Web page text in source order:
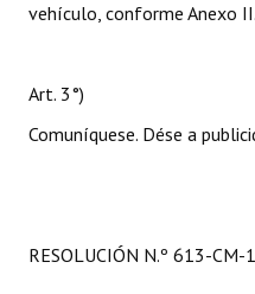
vehículo, conforme Anexo II.
Art. 3°)
Comuníquese. Dése a
RESOLUCIÓN N.º 613-CM-